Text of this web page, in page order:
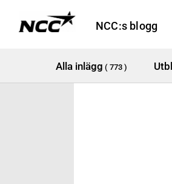
NCC:s blogg
Alla inlägg ( 773 )